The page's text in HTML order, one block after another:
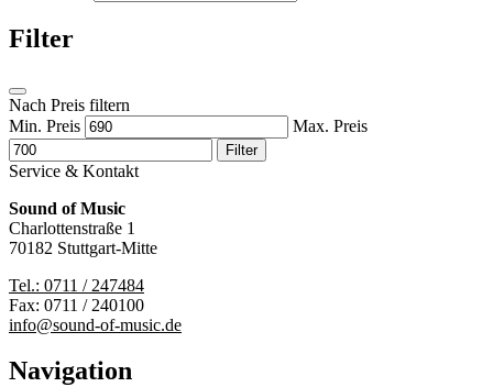
Filter
Nach Preis filtern
Min. Preis
Max. Preis
Filter
Service & Kontakt
Sound of Music
Charlottenstraße 1
70182 Stuttgart-Mitte
Tel.: 0711 / 247484
Fax: 0711 / 240100
info@sound-of-music.de
Navigation